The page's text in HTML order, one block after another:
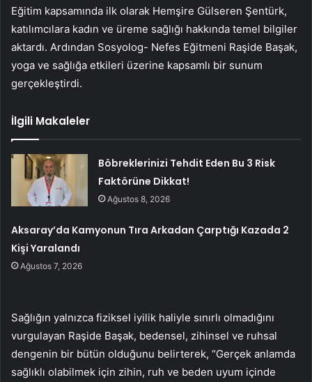
Eğitim kapsamında ilk olarak Hemşire Gülseren Şentürk,
katılımcılara kadın ve üreme sağlığı hakkında temel bilgiler
aktardı. Ardından Sosyolog- Nefes Eğitmeni Raşide Başak,
yoga ve sağlığa etkileri üzerine kapsamlı bir sunum
gerçekleştirdi.
İlgili Makaleler
Böbreklerinizi Tehdit Eden Bu 3 Risk
Faktörüne Dikkat!
Ağustos 8, 2026
Aksaray’da Kamyonun Tıra Arkadan Çarptığı Kazada 2
Kişi Yaralandı
Ağustos 7, 2026
Sağlığın yalnızca fiziksel iyilik haliyle sınırlı olmadığını
vurgulayan Raşide Başak, bedensel, zihinsel ve ruhsal
dengenin bir bütün olduğunu belirterek, “Gerçek anlamda
sağlıklı olabilmek için zihin, ruh ve beden uyum içinde